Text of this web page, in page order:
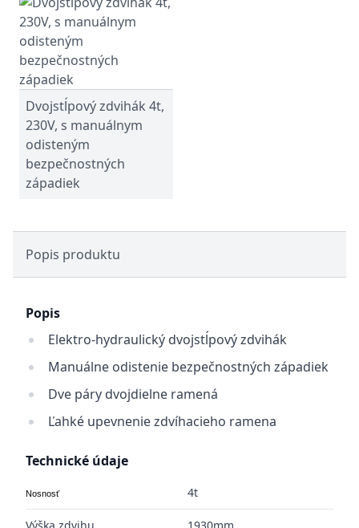
Dvojstĺpový zdvihák 4t,
230V, s manuálnym
odisteným
bezpečnostných
západiek
Popis produktu
Popis
Elektro-hydraulický dvojstĺpový zdvihák
Manuálne odistenie bezpečnostných západiek
Dve páry dvojdielne ramená
Ľahké upevnenie zdvíhacieho ramena
Technické údaje
Nosnosť 4t